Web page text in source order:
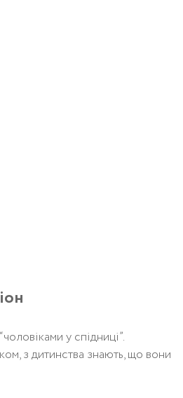
у спідниці”.
з дитинства знають, що вони